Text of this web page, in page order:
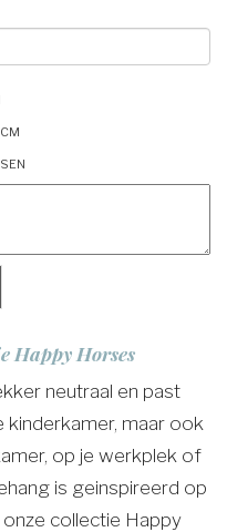
Happy Horses
neutraal en past
kinderkamer, maar ook
op je werkplek of
is geinspireerd op
collectie Happy